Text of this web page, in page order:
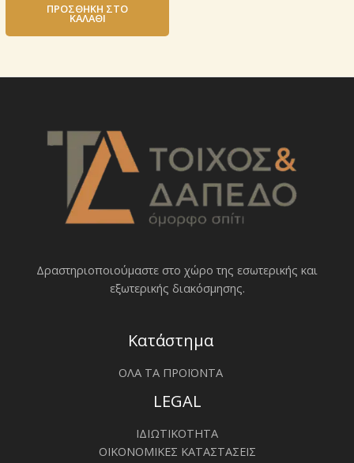
ΠΡΟΣΘΉΚΗ ΣΤΟ
ΚΑΛΆΘΙ
Δραστηριοποιoύμαστε στο χώρο της εσωτερικής και
εξωτερικής διακόσμησης.
Κατάστημα
ΟΛΑ ΤΑ ΠΡΟΪΟΝΤΑ
LEGAL
ΙΔΙΩΤΙΚΟΤΗΤΑ
ΟΙΚΟΝΟΜΙΚΕΣ ΚΑΤΑΣΤΑΣΕΙΣ